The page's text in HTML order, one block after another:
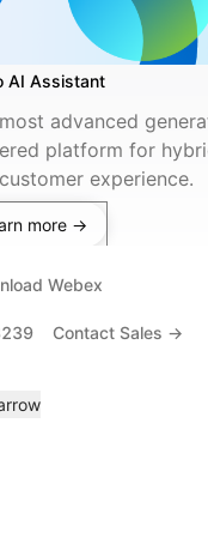
AI Assistant
advanced
platform for
experience.
more →
Webex
Contact Sales →